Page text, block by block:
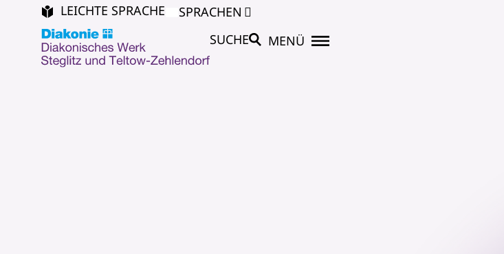
LEICHTE SPRACHE
SPRACHEN
SUCHE
MENÜ